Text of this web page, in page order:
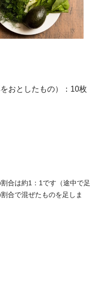
おとしたもの）：10枚
合は約1：1です（途中で足
合で混ぜたものを足しま